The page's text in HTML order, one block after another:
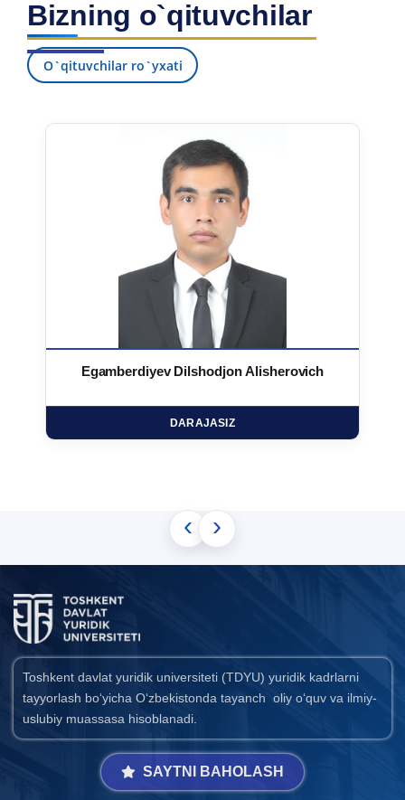
Bizning o`qituvchilar
O`qituvchilar ro`yxati
Egamberdiyev Dilshodjon Alisherovich
DARAJASIZ
‹ ›
Toshkent davlat yuridik universiteti (TDYU) yuridik kadrlarni
tayyorlash bo‘yicha O‘zbekistonda tayanch oliy o‘quv va ilmiy-
uslubiy muassasa hisoblanadi.
SAYTNI BAHOLASH
7. Call-center (4) 8. Bakalavriat kvotasi (3)
9. Magistratura kvotasi (4) ✉️ Adminga yozish